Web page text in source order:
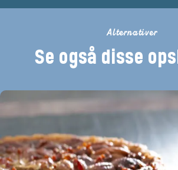
Alternativer
Se også disse